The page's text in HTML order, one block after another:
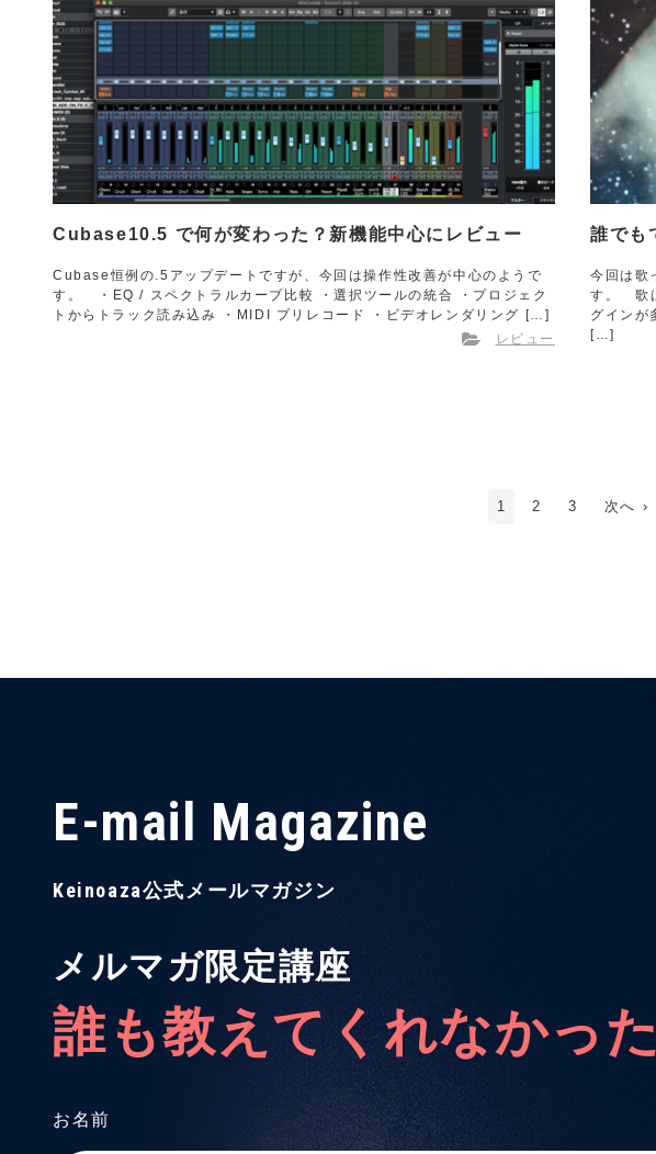
Cubase10.5 で何が変わった？新機能中心にレビュー
Cubase恒例の.5アップデートですが、今回は操作性改善が中心のようで
す。 ・EQ / スペクトラルカーブ比較 ・選択ツールの統合 ・プロジェク
トからトラック読み込み ・MIDI プリレコード ・ビデオレンダリング […]
レビュー
誰でも
今回は歌
す。 歌
グインが
[…]
1 2 3 次へ ›
E-mail Magazine
Keinoaza公式メールマガジン
メルマガ限定講座
誰も教えてくれなかっ
お名前